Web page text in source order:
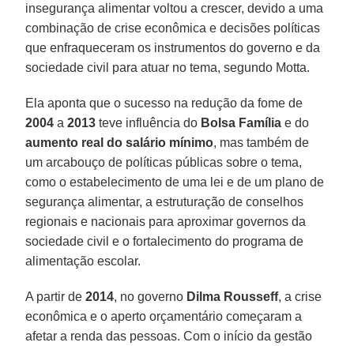
insegurança alimentar voltou a crescer, devido a uma
combinação de crise econômica e decisões políticas
que enfraqueceram os instrumentos do governo e da
sociedade civil para atuar no tema, segundo Motta.
Ela aponta que o sucesso na redução da fome de
2004 a2013 teve influência do Bolsa Família e do
aumento real do salário mínimo, mas também de
um arcabouço de políticas públicas sobre o tema,
como o estabelecimento de uma lei e de um plano de
segurança alimentar, a estruturação de conselhos
regionais e nacionais para aproximar governos da
sociedade civil e o fortalecimento do programa de
alimentação escolar.
A partir de2014, no governo Dilma Rousseff, a crise
econômica e o aperto orçamentário começaram a
afetar a renda das pessoas. Com o início da gestão